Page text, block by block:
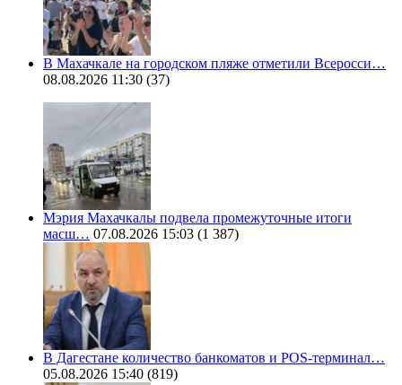
В Махачкале на городском пляже отметили Всеросси…
08.08.2026 11:30 (37)
Мэрия Махачкалы подвела промежуточные итоги
масш… 07.08.2026 15:03 (1 387)
В Дагестане количество банкоматов и POS-терминал…
05.08.2026 15:40 (819)